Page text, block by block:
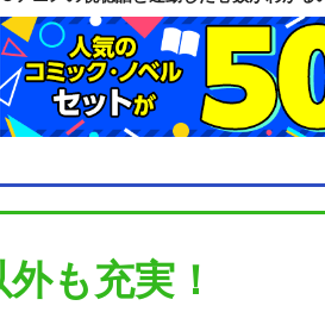
も充実！